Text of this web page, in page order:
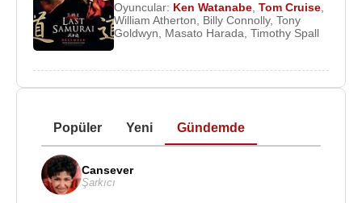
Oyuncular: Ken Watanabe, Tom Cruise,
William Atherton, Billy Connolly, Tony
Goldwyn, Masato Harada, Timothy Spall
Popüler Yeni Gündemde
Cansever
Şarkıcı